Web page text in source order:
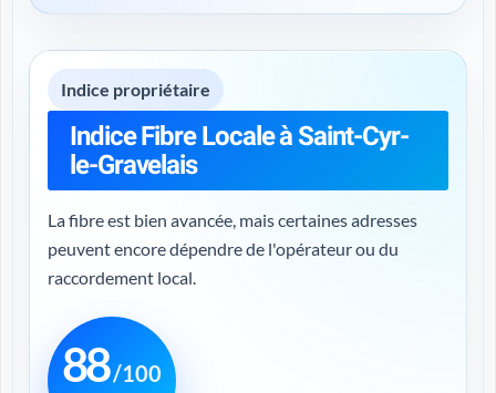
Indice propriétaire
Indice Fibre Locale à Saint-Cyr-
le-Gravelais
La fibre est bien avancée, mais certaines adresses
peuvent encore dépendre de l'opérateur ou du
raccordement local.
88/100